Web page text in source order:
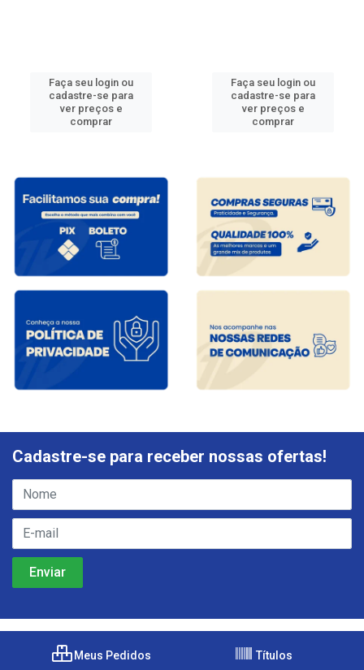
Faça seu login ou
cadastre-se para
ver preços e
comprar
Faça seu login ou
cadastre-se para
ver preços e
comprar
Cadastre-se para receber nossas ofertas!
Meus Pedidos Títulos